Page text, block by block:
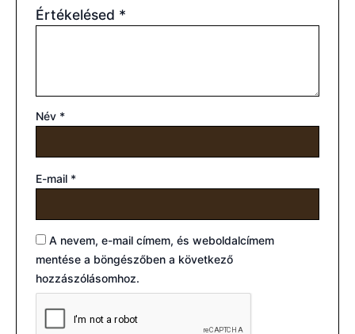
Értékelésed *
Név *
E-mail *
A nevem, e-mail címem, és weboldalcímem
mentése a böngészőben a következő
hozzászólásomhoz.